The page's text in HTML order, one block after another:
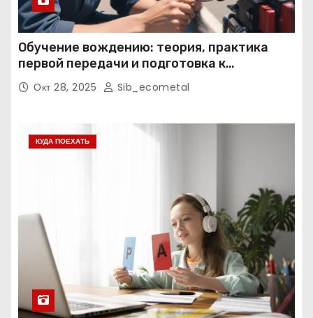
Обучение вождению: теория, практика
первой передачи и подготовка к
экзаменам
Окт 28, 2025 Sib_ecometal
КУДА ПОЕХАТЬ